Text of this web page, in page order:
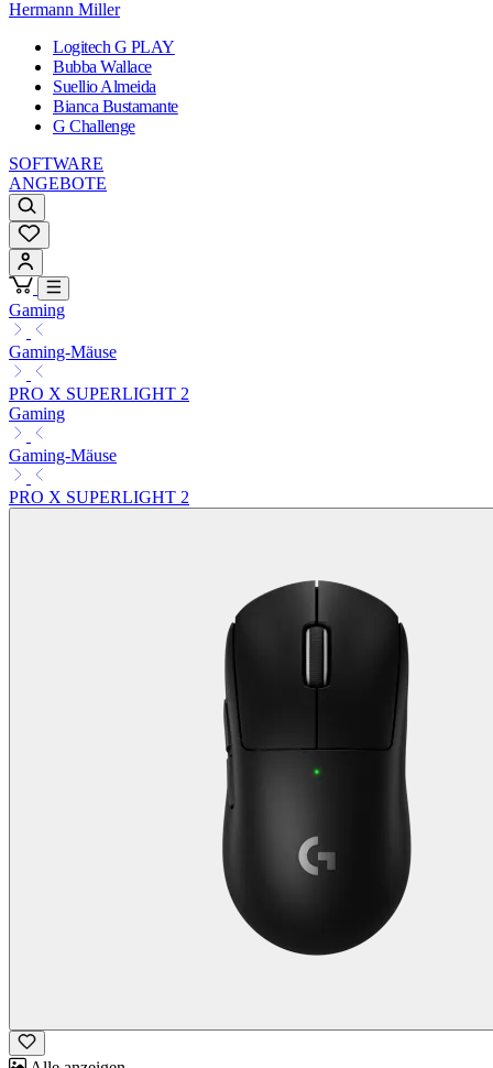
Hermann Miller
Logitech G PLAY
Bubba Wallace
Suellio Almeida
Bianca Bustamante
G Challenge
SOFTWARE
ANGEBOTE
Gaming
Gaming-Mäuse
PRO X SUPERLIGHT 2
Gaming
Gaming-Mäuse
PRO X SUPERLIGHT 2